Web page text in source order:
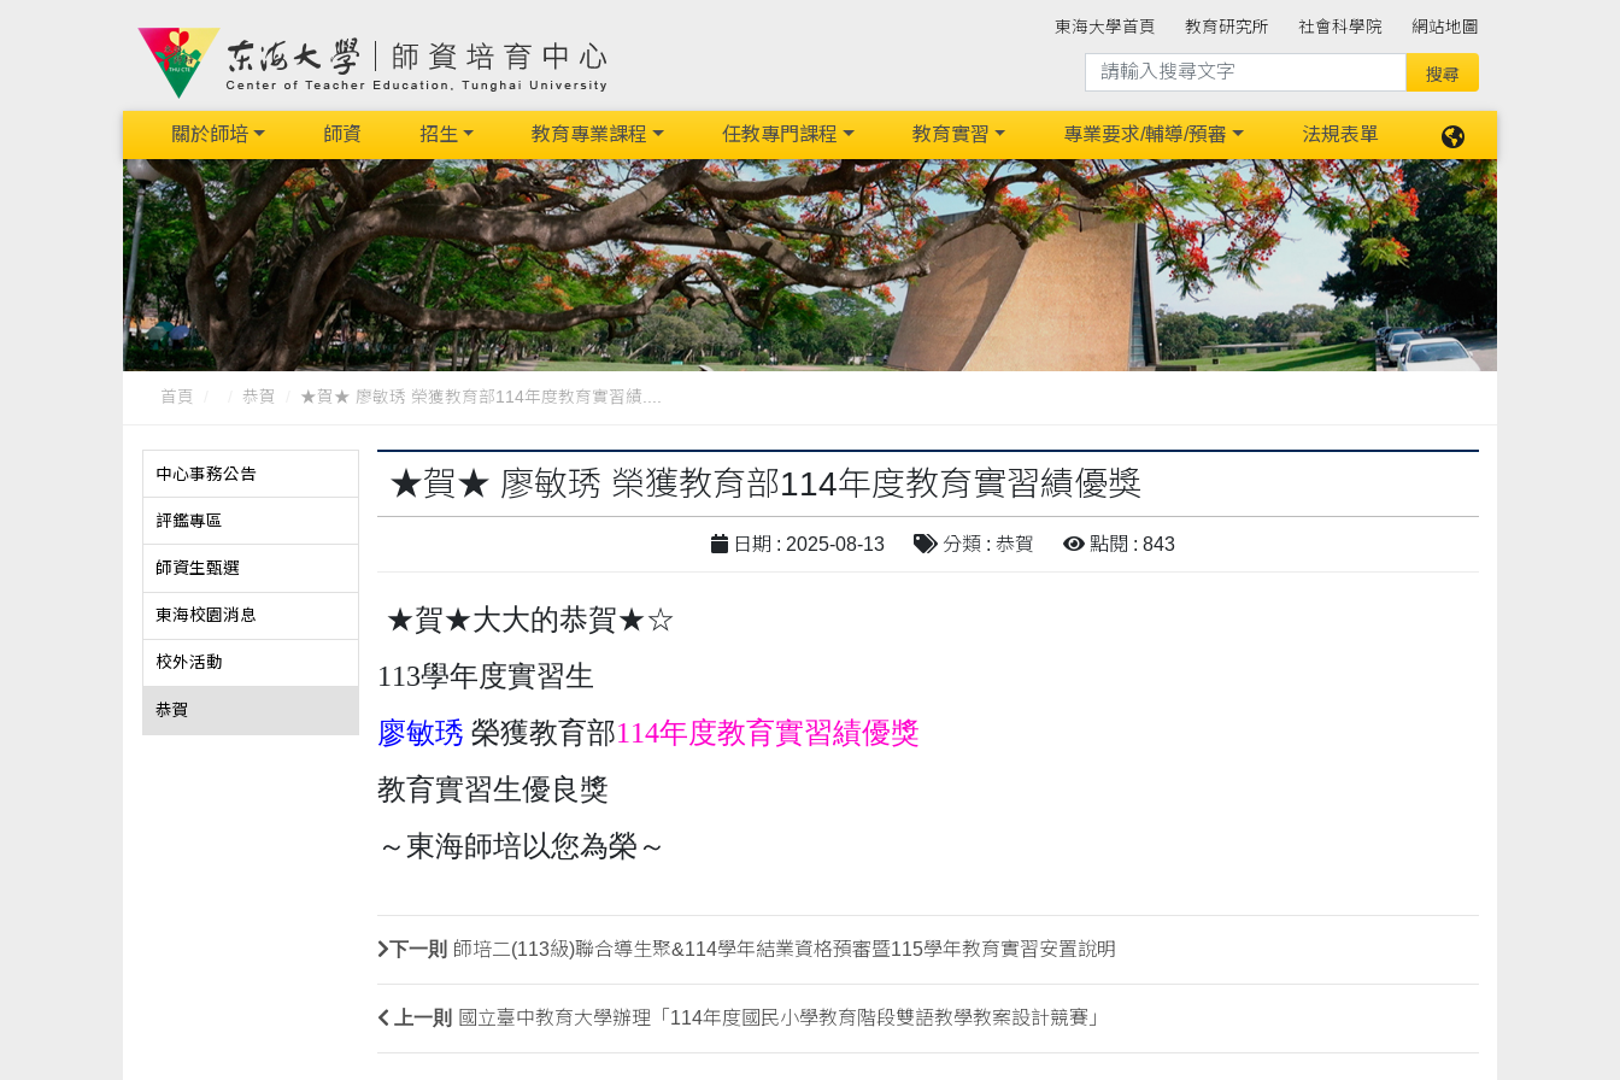
東海大學首頁 教育研究所 社會科學院 網站地圖
關於師培 師資 招生 教育專業課程 任教專門課程 教育實習 專業要求/輔導/預審 法規表單
首頁 恭賀 ★賀★ 廖敏琇 榮獲教育部114年度教育實習績....
中心事務公告
評鑑專區
師資生甄選
東海校園消息
校外活動
恭賀
★賀★ 廖敏琇 榮獲教育部114年度教育實習績優獎
日期 : 2025-08-13 分類 : 恭賀 點閱 : 843
★賀★大大的恭賀★☆
113學年度實習生
廖敏琇 榮獲教育部114年度教育實習績優獎
教育實習生優良獎
～東海師培以您為榮～
下一則 師培二(113級)聯合導生聚&114學年結業資格預審暨115學年教育實習安置說明
上一則 國立臺中教育大學辦理「114年度國民小學教育階段雙語教學教案設計競賽」